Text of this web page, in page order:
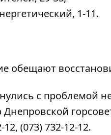
1-11.
обещают
с проблемой
Днепровской
12, (073) 732-12-12.